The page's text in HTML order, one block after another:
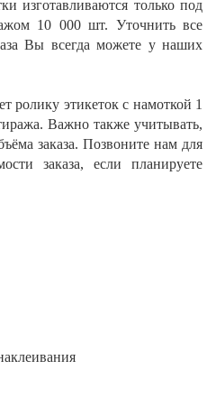
изготавливаются только под
10 000 шт. Уточнить все
Вы всегда можете у наших
ролику этикеток с намоткой 1
Важно также учитывать,
заказа. Позвоните нам для
заказа, если планируете